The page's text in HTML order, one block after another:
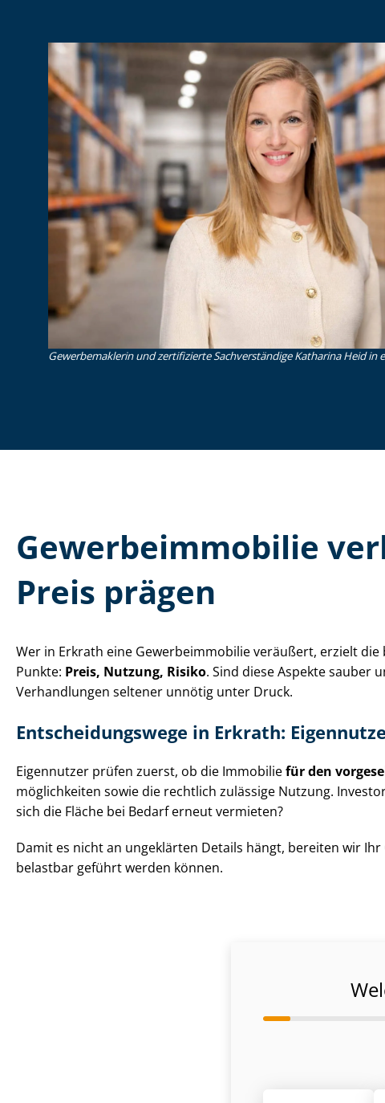
Gewerbemaklerin und zertifizierte Sachverständige Katharina Heid in
Ge­wer­be­im­mo­bi­lie
Preis prägen
Wer in Erkrath eine Ge­wer­be­im­mo­bi­lie veräußert, erzielt
Punkte: Preis, Nutzung, Risiko. Sind diese Aspekte sauber
Verhandlungen seltener unnötig unter Druck.
Ent­schei­dungs­we­ge in Erkrath:
Eigennutzer prüfen zuerst, ob die Immobiliefür den
mög­lich­kei­ten sowie die rechtlich zulässige Nutzung.
sich die Fläche bei Bedarf erneut vermieten?
Damit es nicht an ungeklärten Details hängt, bereiten wir
belastbar geführt werden können.